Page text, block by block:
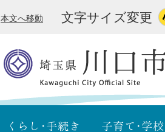
本文へ移動 文字サイズ変更